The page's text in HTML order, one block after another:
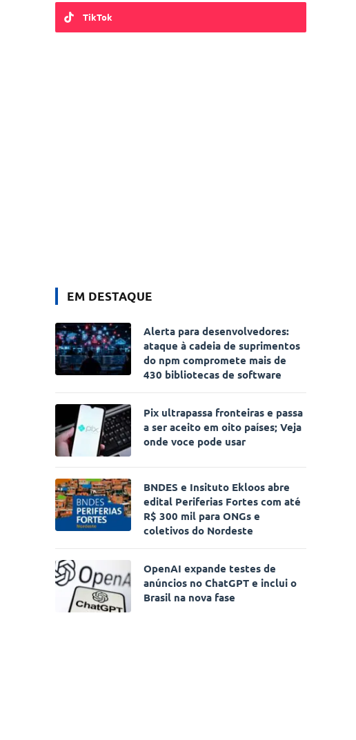
TikTok
EM DESTAQUE
Alerta para desenvolvedores:
ataque à cadeia de suprimentos
do npm compromete mais de
430 bibliotecas de software
Pix ultrapassa fronteiras e passa
a ser aceito em oito países; Veja
onde voce pode usar
BNDES e Insituto Ekloos abre
edital Periferias Fortes com até
R$ 300 mil para ONGs e
coletivos do Nordeste
OpenAI expande testes de
anúncios no ChatGPT e inclui o
Brasil na nova fase